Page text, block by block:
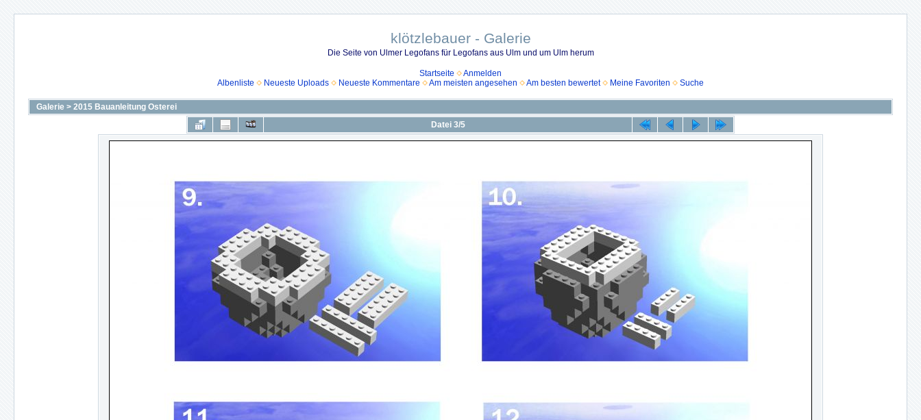
klötzlebauer - Galerie
Die Seite von Ulmer Legofans für Legofans aus Ulm und um Ulm herum
Startseite
Anmelden
Albenliste
Neueste Uploads Neueste Kommentare Am meisten angesehen Am besten bewertet Meine Favoriten Suche
Galerie > 2015 Bauanleitung Osterei
Datei 3/5